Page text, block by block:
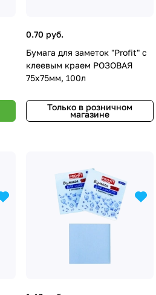
0.70 руб.
Бумага для заметок "Profit" с
клеевым краем РОЗОВАЯ
75х75мм, 100л
Только в розничном
магазине